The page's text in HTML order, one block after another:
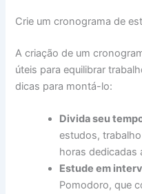
Crie um cronograma de
A criação de um
úteis para equilibrar
dicas para montá-lo:
Divida seu
estudos,
horas dedicadas
Estude em
Pomodoro, que